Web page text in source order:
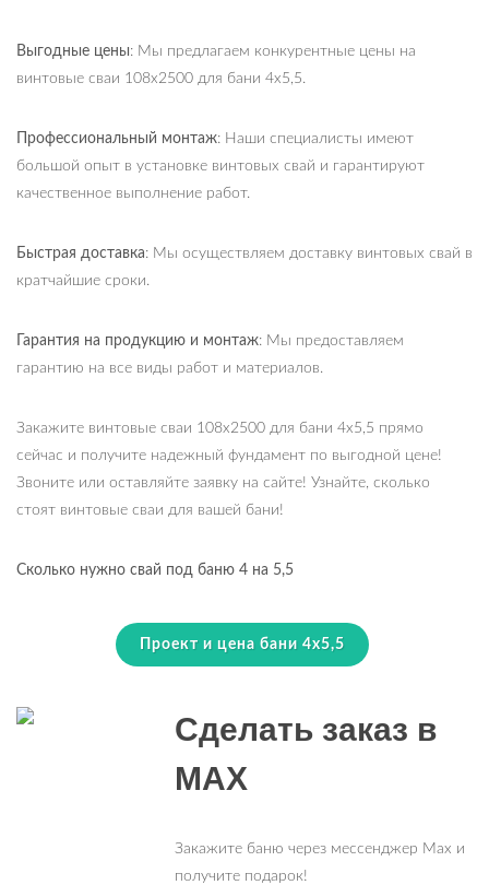
Выгодные цены: Мы предлагаем конкурентные цены на
винтовые сваи 108х2500 для бани 4х5,5.
Профессиональный монтаж: Наши специалисты имеют
большой опыт в установке винтовых свай и гарантируют
качественное выполнение работ.
Быстрая доставка: Мы осуществляем доставку винтовых свай в
кратчайшие сроки.
Гарантия на продукцию и монтаж: Мы предоставляем
гарантию на все виды работ и материалов.
Закажите винтовые сваи 108х2500 для бани 4х5,5 прямо
сейчас и получите надежный фундамент по выгодной цене!
Звоните или оставляйте заявку на сайте! Узнайте, сколько
стоят винтовые сваи для вашей бани!
Сколько нужно свай под баню 4 на 5,5
Проект и цена бани 4х5,5
Сделать заказ в
MAX
Закажите баню через мессенджер Max и
получите подарок!